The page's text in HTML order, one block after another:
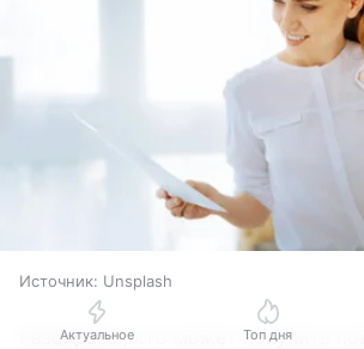
Источник: Unsplash
Разбираем, кто может получить
Актуальное Топ дня